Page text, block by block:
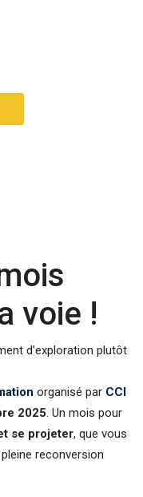
voie !
d’exploration plutôt
organisé par CCI
2025. Un mois pour
se projeter, que vous
reconversion